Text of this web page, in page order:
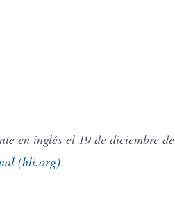
en inglés el 19 de diciembre
(hli.org)